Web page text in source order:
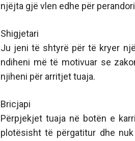
njëjta gjë vlen edhe për
Shigjetari
Ju jeni të shtyrë për të kryer
ndiheni më të motivuar se
njiheni për arritjet tuaja.
Bricjapi
Përpjekjet tuaja në botën e
plotësisht të përgatitur dhe